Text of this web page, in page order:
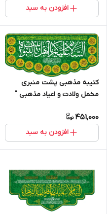
افزودن به سبد
کتیبه مذهبی پشت منبری
مخمل ولادت و اعیاد مذهبی "
451,000
افزودن به سبد